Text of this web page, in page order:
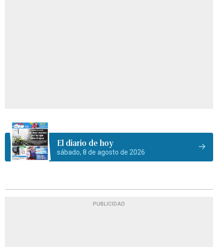
El diario de hoy
sábado, 8 de agosto de 2026
PUBLICIDAD